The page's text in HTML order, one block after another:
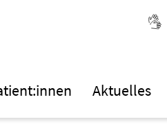
Aktuelles